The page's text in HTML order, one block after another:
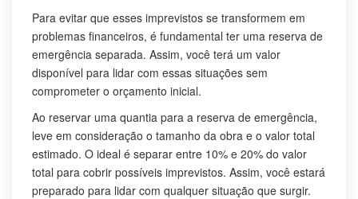
Para evitar que esses imprevistos se transformem em
problemas financeiros, é fundamental ter uma reserva de
emergência separada. Assim, você terá um valor
disponível para lidar com essas situações sem
comprometer o orçamento inicial.
Ao reservar uma quantia para a reserva de emergência,
leve em consideração o tamanho da obra e o valor total
estimado. O ideal é separar entre 10% e 20% do valor
total para cobrir possíveis imprevistos. Assim, você estará
preparado para lidar com qualquer situação que surgir.